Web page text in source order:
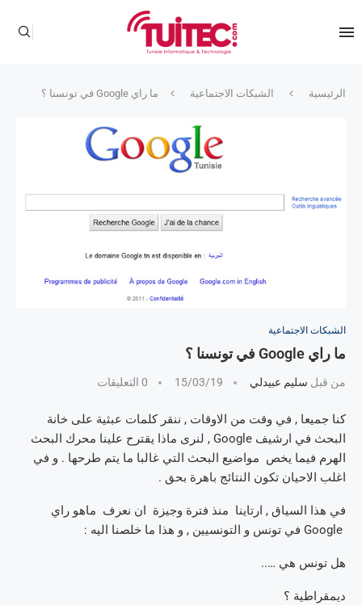
الرئيسية الشبكات الاجتماعية ما راي Google في تونسنا ؟
الشبكات الاجتماعية
ما راي Google في تونسنا ؟
من قبل سليم عبيدلي 15/03/19 0 التعليقات
كنا جميعا , في وقت من الاوقات , ننقر كلمات عبثية على خانة
البحث في ارشيف Google , لنرى ماذا يقترح علينا محرك البحث
الهرم فيما يخص مواضيع البحث التي غالبا ما يتم طرحها . و في
اغلب الاحيان تكون النتائج باهرة بحق .
في هذا السياق , ارتاينا منذ فترة وجيزة ان نعرف ماهو راي
هل تونس هي …..
ديمقراطية ؟